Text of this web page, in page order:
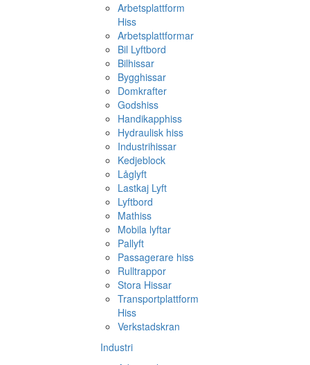
Arbetsplattform
Hiss
Arbetsplattformar
Bil Lyftbord
Bilhissar
Bygghissar
Domkrafter
Godshiss
Handikapphiss
Hydraulisk hiss
Industrihissar
Kedjeblock
Låglyft
Lastkaj Lyft
Lyftbord
Mathiss
Mobila lyftar
Pallyft
Passagerare hiss
Rulltrappor
Stora Hissar
Transportplattform
Hiss
Verkstadskran
Industri